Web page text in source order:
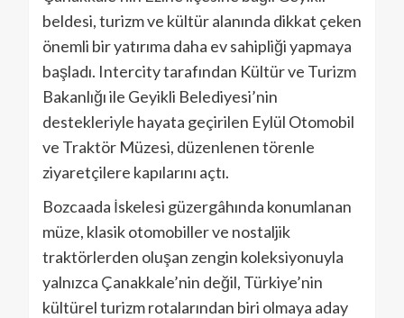
beldesi, turizm ve kültür alanında dikkat çeken
önemli bir yatırıma daha ev sahipliği yapmaya
başladı. Intercity tarafından Kültür ve Turizm
Bakanlığı ile Geyikli Belediyesi’nin
destekleriyle hayata geçirilen Eylül Otomobil
ve Traktör Müzesi, düzenlenen törenle
ziyaretçilere kapılarını açtı.
Bozcaada İskelesi güzergâhında konumlanan
müze, klasik otomobiller ve nostaljik
traktörlerden oluşan zengin koleksiyonuyla
yalnızca Çanakkale’nin değil, Türkiye’nin
kültürel turizm rotalarından biri olmaya aday